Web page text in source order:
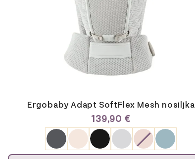
Ergobaby Adapt SoftFlex Mesh nosiljka
139,90 €